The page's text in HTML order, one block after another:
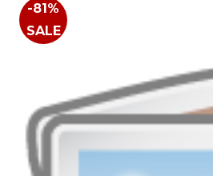
-81%
SALE